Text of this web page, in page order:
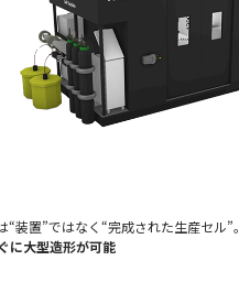
装置”ではなく“完成された生産セル”。
に大型造形が可能